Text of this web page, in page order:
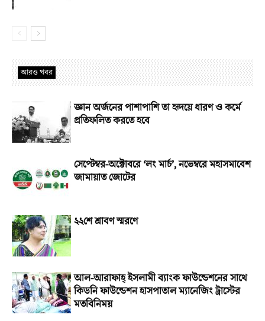
আরও খবর
জ্ঞান অর্জনের পাশাপাশি তা হৃদয়ে ধারণ ও কর্মে
প্রতিফলিত করতে হবে
সেপ্টেম্বর-অক্টোবরে ‘লং মার্চ’, নভেম্বরে মহাসমাবেশ
জামায়াত জোটের
২২শে শ্রাবণ স্মরণে
আল-আরাফাহ্‌ ইসলামী ব্যাংক ফাউন্ডেশনের সাথে
কিডনি ফাউন্ডেশন হাসপাতাল ম্যানেজিং ট্রাস্টের
মতবিনিময়